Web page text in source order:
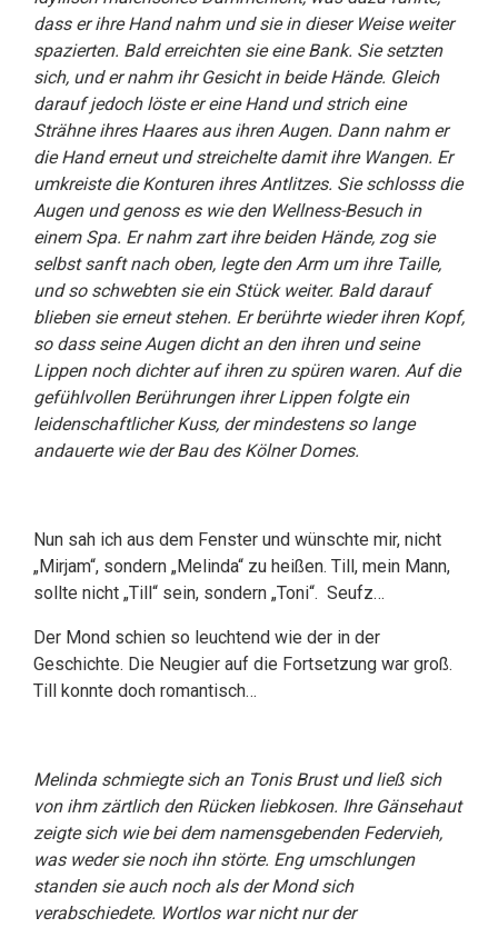
dass er ihre Hand nahm und sie in dieser Weise weiter
spazierten. Bald erreichten sie eine Bank. Sie setzten
sich, und er nahm ihr Gesicht in beide Hände. Gleich
darauf jedoch löste er eine Hand und strich eine
Strähne ihres Haares aus ihren Augen. Dann nahm er
die Hand erneut und streichelte damit ihre Wangen. Er
umkreiste die Konturen ihres Antlitzes. Sie schlosss die
Augen und genoss es wie den Wellness-Besuch in
einem Spa. Er nahm zart ihre beiden Hände, zog sie
selbst sanft nach oben, legte den Arm um ihre Taille,
und so schwebten sie ein Stück weiter. Bald darauf
blieben sie erneut stehen. Er berührte wieder ihren Kopf,
so dass seine Augen dicht an den ihren und seine
Lippen noch dichter auf ihren zu spüren waren. Auf die
gefühlvollen Berührungen ihrer Lippen folgte ein
leidenschaftlicher Kuss, der mindestens so lange
andauerte wie der Bau des Kölner Domes.
Nun sah ich aus dem Fenster und wünschte mir, nicht
„Mirjam“, sondern „Melinda“ zu heißen. Till, mein Mann,
sollte nicht „Till“ sein, sondern „Toni“. Seufz…
Der Mond schien so leuchtend wie der in der
Geschichte. Die Neugier auf die Fortsetzung war groß.
Till konnte doch romantisch…
Melinda schmiegte sich an Tonis Brust und ließ sich
von ihm zärtlich den Rücken liebkosen. Ihre Gänsehaut
zeigte sich wie bei dem namensgebenden Federvieh,
was weder sie noch ihn störte. Eng umschlungen
standen sie auch noch als der Mond sich
verabschiedete. Wortlos war nicht nur der